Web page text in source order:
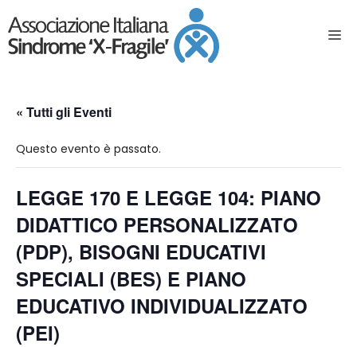
« Tutti gli Eventi
Questo evento è passato.
LEGGE 170 E LEGGE 104: PIANO
DIDATTICO PERSONALIZZATO
(PDP), BISOGNI EDUCATIVI
SPECIALI (BES) E PIANO
EDUCATIVO INDIVIDUALIZZATO
(PEI)